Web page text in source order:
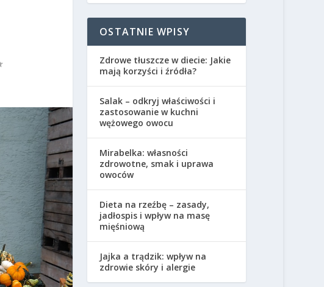
OSTATNIE WPISY
Zdrowe tłuszcze w diecie: Jakie
mają korzyści i źródła?
Salak – odkryj właściwości i
zastosowanie w kuchni
wężowego owocu
Mirabelka: własności
zdrowotne, smak i uprawa
owoców
Dieta na rzeźbę – zasady,
jadłospis i wpływ na masę
mięśniową
Jajka a trądzik: wpływ na
zdrowie skóry i alergie